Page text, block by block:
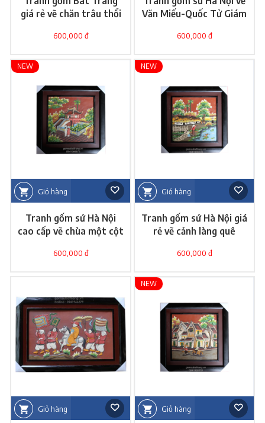
giá rẻ vẽ chăn trâu thổi
600,000 đ
Văn Miếu-Quốc Tử Giám
600,000 đ
Giỏ hàng
NEW
Tranh gốm sứ Hà Nội
cao cấp vẽ chùa một cột
600,000 đ
Giỏ hàng
NEW
Tranh gốm sứ Hà Nội giá
rẻ vẽ cảnh làng quê
600,000 đ
Giỏ hàng Giỏ hàng
NEW